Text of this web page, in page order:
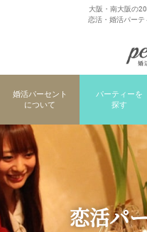
大阪・南大阪の
恋活・婚活パーテ
婚活パーセント
について
パーティーを
探す
恋活パ